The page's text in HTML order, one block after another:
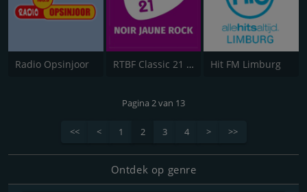
Radio Opsinjoor RTBF Classic 21 Reggae Hit FM Limburg
Pagina 2 van 13
<< < 1 2 3 4 > >>
Ontdek op genre